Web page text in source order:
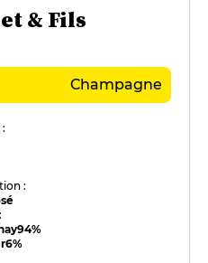
& Fils
Champagne
:
94%
6%